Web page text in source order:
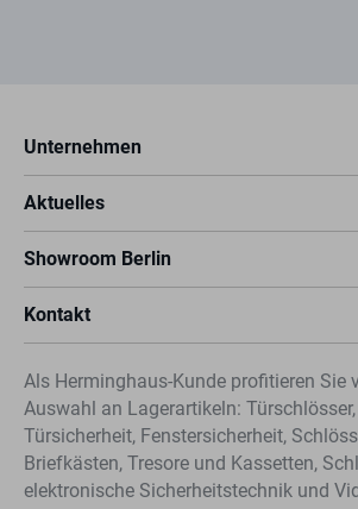
Unternehmen
Aktuelles
Showroom Berlin
Kontakt
Als Herminghaus-Kunde profitieren Sie
Auswahl an Lagerartikeln:
Türsicherheit, Fenstersicherheit,
Briefkästen, Tresore und Kassetten,
elektronische Sicherheitstechnik und